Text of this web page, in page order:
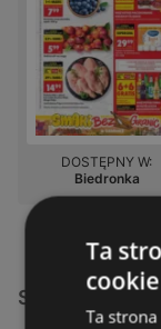
DOSTĘPNY W:
Biedronka
Sklepy
Ta
cookie
Ta